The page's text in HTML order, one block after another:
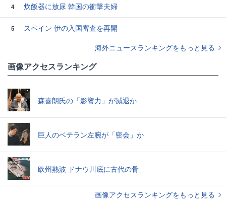
4 炊飯器に放尿 韓国の衝撃夫婦
5
スペイン 伊の入国審査を再開
海外ニュースランキングをもっと見る
画像アクセスランキング
森喜朗氏の「影響力」が減退か
巨人のベテラン左腕が「密会」か
欧州熱波 ドナウ川底に古代の骨
画像アクセスランキングをもっと見る